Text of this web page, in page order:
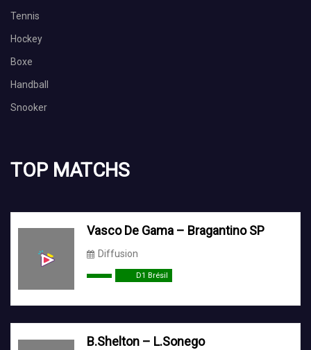
Tennis
Hockey
Boxe
Handball
Snooker
TOP MATCHS
Vasco De Gama – Bragantino SP
Diffusion
D1 Brésil
B.Shelton – L.Sonego